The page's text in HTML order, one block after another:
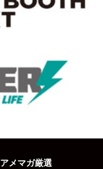
アメマガ厳選